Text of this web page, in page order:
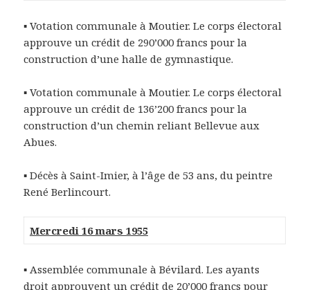
▪ Votation communale à Moutier. Le corps électoral
approuve un crédit de 290’000 francs pour la
construction d’une halle de gymnastique.
▪ Votation communale à Moutier. Le corps électoral
approuve un crédit de 136’200 francs pour la
construction d’un chemin reliant Bellevue aux
Abues.
▪ Décès à Saint-Imier, à l’âge de 53 ans, du peintre
René Berlincourt.
Mercredi 16 mars 1955
▪ Assemblée communale à Bévilard. Les ayants
droit approuvent un crédit de 20’000 francs pour